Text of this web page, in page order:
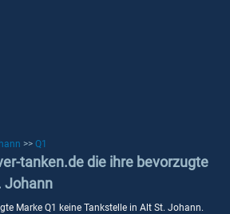
>> Q1
tanken.de die ihre bevorzugte
Johann
Marke Q1 keine Tankstelle in Alt St. Johann.